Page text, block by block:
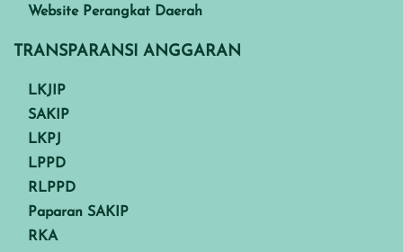
Website Perangkat Daerah
TRANSPARANSI ANGGARAN
LKJIP
SAKIP
LKPJ
LPPD
RLPPD
Paparan SAKIP
RKA